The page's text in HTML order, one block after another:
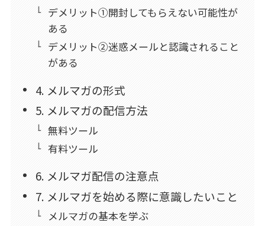
デメリット①開封してもらえない可能性が
ある
デメリット②迷惑メールと認識されること
がある
4. メルマガの形式
5. メルマガの配信方法
無料ツール
有料ツール
6. メルマガ配信の注意点
7. メルマガを始める際に意識したいこと
メルマガの基本を学ぶ